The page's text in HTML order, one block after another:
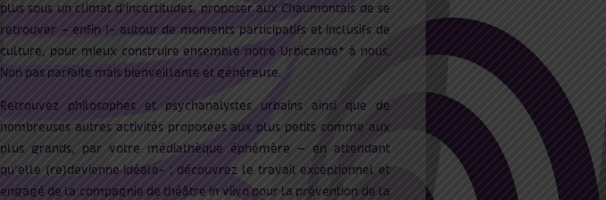
plus sous un climat d’incertitudes, proposer aux Chaumontais de se
retrouver – enfin !- autour de moments participatifs et inclusifs de
culture, pour mieux construire ensemble notre Urbicande* à nous.
Non pas parfaite mais bienveillante et généreuse.
Retrouvez philosophes et psychanalystes urbains ainsi que de
nombreuses autres activités proposées aux plus petits comme aux
plus grands, par votre médiathèque éphémère – en attendant
qu’elle (re)devienne idéale- ; découvrez le travail exceptionnel et
engagé de la compagnie de théâtre in viivo pour la prévention de la